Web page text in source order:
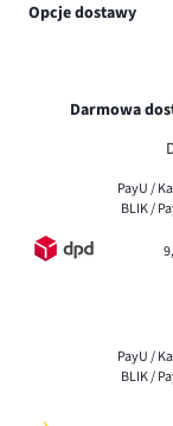
Opcje dostawy
Darmowa
PayU /
BLIK /
PayU /
BLIK /